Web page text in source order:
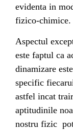
evidenta in
fizico-chimice.
Aspectul
este faptul ca
dinamizare
specific
astfel incat
aptitudinile
nostru fizic